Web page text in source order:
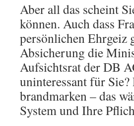
Aber all das scheint
können. Auch dass
persönlichen Ehrgeiz
Absicherung die
Aufsichtsrat der DB
uninteressant für
brandmarken – das
System und Ihre